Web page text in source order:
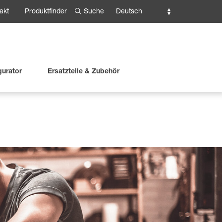
Produktfinder Suche Deutsch
Ersatzteile & Zubehör